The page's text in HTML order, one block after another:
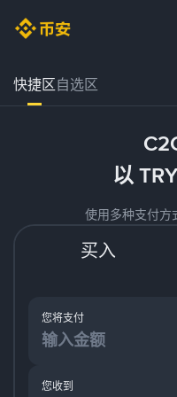
快捷区自选区
以
使用多种支付方
买入
您将支付
您收到